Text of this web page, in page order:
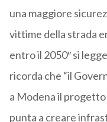
una maggiore
vittime della strada
entro il 2050″ si
ricorda che “il
a Modena il progetto
punta a creare